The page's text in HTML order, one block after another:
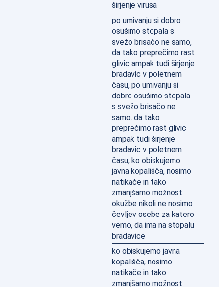
širjenje virusa
po umivanju si dobro
osušimo stopala s
svežo brisačo ne samo,
da tako preprečimo rast
glivic ampak tudi širjenje
bradavic v poletnem
času, po umivanju si
dobro osušimo stopala
s svežo brisačo ne
samo, da tako
preprečimo rast glivic
ampak tudi širjenje
bradavic v poletnem
času, ko obiskujemo
javna kopališča, nosimo
natikače in tako
zmanjšamo možnost
okužbe nikoli ne nosimo
čevljev osebe za katero
vemo, da ima na stopalu
bradavice
ko obiskujemo javna
kopališča, nosimo
natikače in tako
zmanjšamo možnost